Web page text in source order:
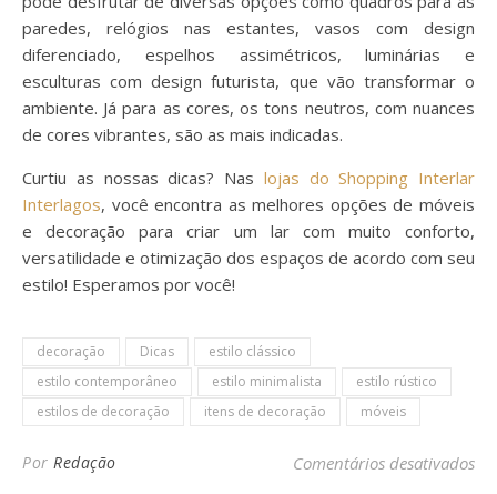
paredes, relógios nas estantes, vasos com design
diferenciado, espelhos assimétricos, luminárias e
esculturas com design futurista, que vão transformar o
ambiente. Já para as cores, os tons neutros, com nuances
de cores vibrantes, são as mais indicadas.
Curtiu as nossas dicas? Nas lojas do Shopping Interlar
Interlagos, você encontra as melhores opções de móveis
e decoração para criar um lar com muito conforto,
versatilidade e otimização dos espaços de acordo com seu
estilo! Esperamos por você!
decoração Dicas
estilo clássico
estilo contemporâneo
estilo minimalista
estilo rústico
estilos de decoração
itens de decoração móveis
Por Redação Comentários desativados